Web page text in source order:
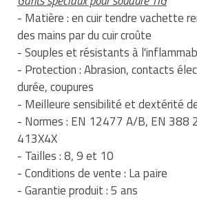
- Matière : en cuir tendre vachette
des mains par du cuir croûte
- Souples et résistants à
- Protection : Abrasion, contacts
durée, coupures
- Meilleure sensibilité et dextérité
- Normes : EN 12477 A/B, EN 388
413X4X
- Tailles : 8, 9 et 10
- Conditions de vente : La paire
- Garantie produit : 5 ans